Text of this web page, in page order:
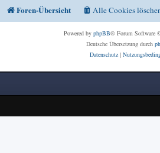
Foren-Übersicht Alle Cookies
Powered by phpBB® Forum Software
Deutsche Übersetzung durch
Datenschutz|